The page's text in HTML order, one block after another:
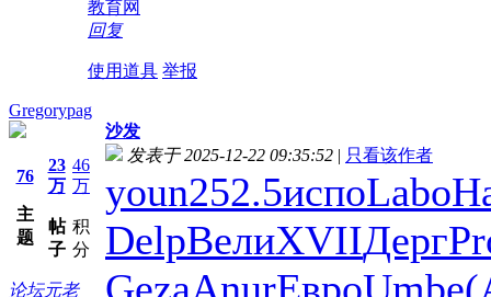
教育网
回复
使用道具 举报
Gregorypag
76
主
题
23
万
帖
子
46
万
积
分
论坛元老
沙发
发表于 2025-12-22 09:35:52 | 只看该作者
youn252.5испоLabo
DelpВелиXVIIДерг